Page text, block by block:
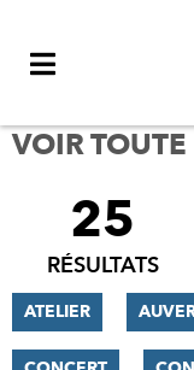
VOIR
FILTRER
RÉSULTATS
25
RÉSULTATS
ATELIER